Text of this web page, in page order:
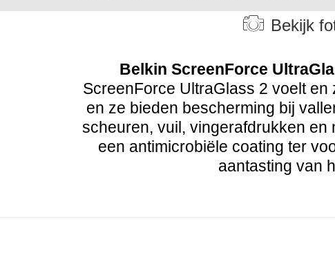
Bekijk
Belkin ScreenForce
ScreenForce UltraGlass 2 voelt
en ze bieden bescherming bij
scheuren, vuil, vingerafdrukken en
een antimicrobiële coating ter
aantasting van